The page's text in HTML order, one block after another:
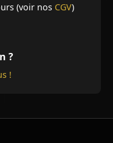
(voir nos CGV)
?
!